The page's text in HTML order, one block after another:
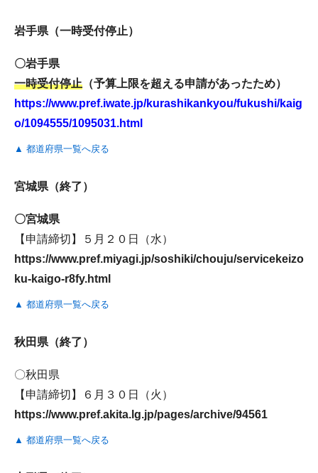
岩手県（一時受付停止）
〇岩手県
一時受付停止 （予算上限を超える申請があったため）
https://www.pref.iwate.jp/kurashikankyou/fukushi/kaig
o/1094555/1095031.html
▲ 都道府県一覧へ戻る
宮城県（終了）
〇宮城県
【申請締切】５月２０日（水）
https://www.pref.miyagi.jp/soshiki/chouju/servicekeizo
ku-kaigo-r8fy.html
▲ 都道府県一覧へ戻る
秋田県（終了）
〇秋田県
【申請締切】６月３０日（火）
https://www.pref.akita.lg.jp/pages/archive/94561
▲ 都道府県一覧へ戻る